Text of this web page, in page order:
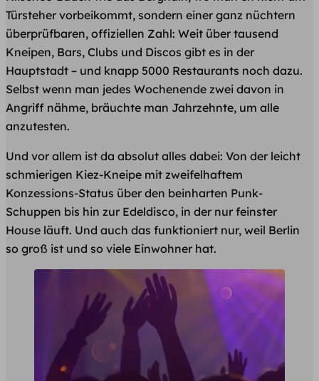
Türsteher vorbeikommt, sondern einer ganz nüchtern
überprüfbaren, offiziellen Zahl: Weit über tausend
Kneipen, Bars, Clubs und Discos gibt es in der
Hauptstadt – und knapp 5000 Restaurants noch dazu.
Selbst wenn man jedes Wochenende zwei davon in
Angriff nähme, bräuchte man Jahrzehnte, um alle
anzutesten.
Und vor allem ist da absolut alles dabei: Von der leicht
schmierigen Kiez-Kneipe mit zweifelhaftem
Konzessions-Status über den beinharten Punk-
Schuppen bis hin zur Edeldisco, in der nur feinster
House läuft. Und auch das funktioniert nur, weil Berlin
so groß ist und so viele Einwohner hat.